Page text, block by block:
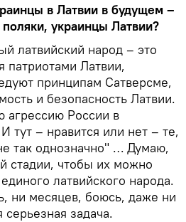
в Латвии в будущем –
украинцы Латвии?
латвийский народ – это
патриотами Латвии,
принципам Сатверсме,
и безопасность Латвии.
агрессию России в
тут – нравится или нет – те,
так однозначно" … Думаю,
стадии, чтобы их можно
латвийского народа.
ни месяцев, боюсь, даже ни
серьезная задача.